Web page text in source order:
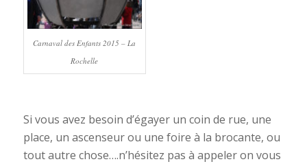
Carnaval des Enfants 2015 – La
Rochelle
Si vous avez besoin d’égayer un coin de rue, une
place, un ascenseur ou une foire à la brocante, ou
tout autre chose….n’hésitez pas à appeler on vous